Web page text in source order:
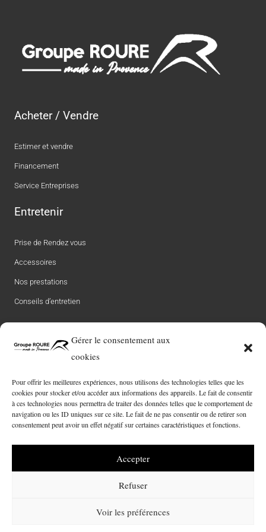
Gérer le consentement aux
cookies
Pour offrir les meilleures expériences, nous utilisons des technologies telles que les
cookies pour stocker et/ou accéder aux informations des appareils. Le fait de consentir
à ces technologies nous permettra de traiter des données telles que le comportement de
navigation ou les ID uniques sur ce site. Le fait de ne pas consentir ou de retirer son
consentement peut avoir un effet négatif sur certaines caractéristiques et fonctions.
Accepter
Refuser
Voir les préférences
Acheter / Vendre
Estimer et vendre
Financement
Service Entreprises
Entretenir
Prise de Rendez vous
Accessoires
Nos prestations
Conseils d’entretien
L’équipe Roure
Carrière
Engagement RSE
© 2026 ROURE Automobiles – Site Réalisé par notre
Montpellier – Pandora Communication